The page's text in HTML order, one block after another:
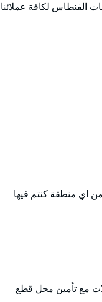
الفنطاس لكافة عملائنا
اي منطقة كنتم فيها
مع تأمين محل قطع